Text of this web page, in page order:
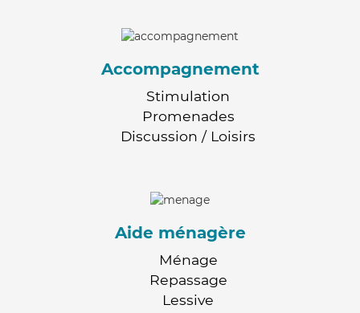
Accompagnement
Stimulation
Promenades
Discussion / Loisirs
Aide ménagère
Ménage
Repassage
Lessive